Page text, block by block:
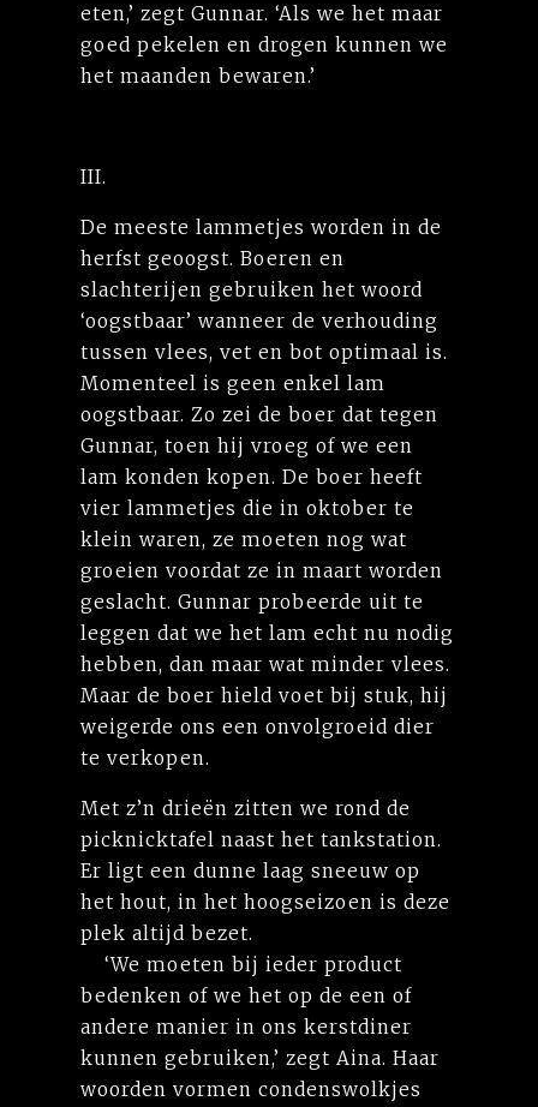
eten,’ zegt Gunnar. ‘Als we het maar
goed pekelen en drogen kunnen we
het maanden bewaren.’
III.
De meeste lammetjes worden in de
herfst geoogst. Boeren en
slachterijen gebruiken het woord
‘oogstbaar’ wanneer de verhouding
tussen vlees, vet en bot optimaal is.
Momenteel is geen enkel lam
oogstbaar. Zo zei de boer dat tegen
Gunnar, toen hij vroeg of we een
lam konden kopen. De boer heeft
vier lammetjes die in oktober te
klein waren, ze moeten nog wat
groeien voordat ze in maart worden
geslacht. Gunnar probeerde uit te
leggen dat we het lam echt nu nodig
hebben, dan maar wat minder vlees.
Maar de boer hield voet bij stuk, hij
weigerde ons een onvolgroeid dier
te verkopen.
Met z’n drieën zitten we rond de
picknicktafel naast het tankstation.
Er ligt een dunne laag sneeuw op
het hout, in het hoogseizoen is deze
plek altijd bezet.
‘We moeten bij ieder product
bedenken of we het op de een of
andere manier in ons kerstdiner
kunnen gebruiken,’ zegt Aina. Haar
woorden vormen condenswolkjes